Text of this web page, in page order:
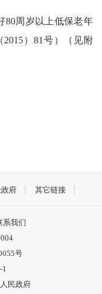
80周岁以上低保老年
）81号）（见附
府 其它链接
系我们
号
民政府